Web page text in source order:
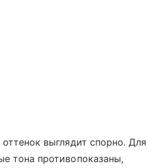
выглядит спорно. Для
тона противопоказаны,